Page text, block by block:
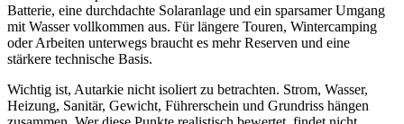
Batterie, eine durchdachte Solaranlage und ein sparsamer Umgang
mit Wasser vollkommen aus. Für längere Touren, Wintercamping
oder Arbeiten unterwegs braucht es mehr Reserven und eine
stärkere technische Basis.
Wichtig ist, Autarkie nicht isoliert zu betrachten. Strom, Wasser,
Heizung, Sanitär, Gewicht, Führerschein und Grundriss hängen